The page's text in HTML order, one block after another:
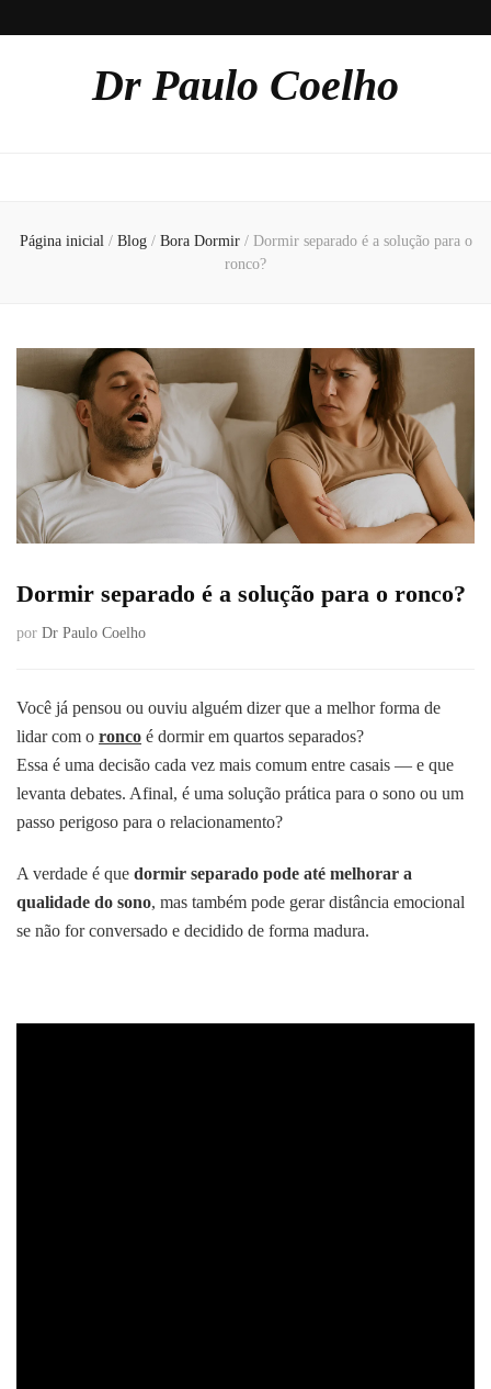
Dr Paulo Coelho
Página inicial / Blog / Bora Dormir / Dormir separado é a solução para o
ronco?
Dormir separado é a solução para o ronco?
por Dr Paulo Coelho
Você já pensou ou ouviu alguém dizer que a melhor forma de
lidar com o ronco é dormir em quartos separados?
Essa é uma decisão cada vez mais comum entre casais — e que
levanta debates. Afinal, é uma solução prática para o sono ou um
passo perigoso para o relacionamento?
A verdade é que dormir separado pode até melhorar a
qualidade do sono, mas também pode gerar distância emocional
se não for conversado e decidido de forma madura.